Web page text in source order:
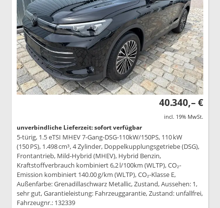
40.340,– €
incl. 19% MwSt.
unverbindliche Lieferzeit: sofort verfügbar
5-türig, 1.5 eTSI MHEV 7-Gang-DSG-110kW/150PS, 110 kW
(150 PS), 1.498 cm³, 4 Zylinder, Doppelkupplungsgetriebe (DSG),
Frontantrieb, Mild-Hybrid (MHEV), Hybrid Benzin,
Kraftstoffverbrauch kombiniert 6,2 l/100km (WLTP), CO₂-
Emission kombiniert 140.00 g/km (WLTP), CO₂-Klasse E,
Außenfarbe: Grenadillaschwarz Metallic, Zustand, Aussehen: 1,
sehr gut, Garantieleistung: Fahrzeuggarantie, Zustand: unfallfrei,
Fahrzeugnr.: 132339